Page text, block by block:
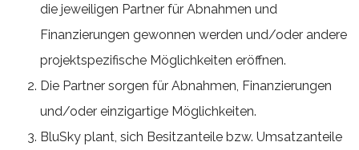
die jeweiligen Partner für Abnahmen und
Finanzierungen gewonnen werden und/oder andere
projektspezifische Möglichkeiten eröffnen.
Die Partner sorgen für Abnahmen, Finanzierungen
und/oder einzigartige Möglichkeiten.
BluSky plant, sich Besitzanteile bzw. Umsatzanteile